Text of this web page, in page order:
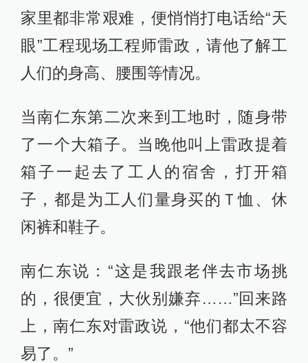
家里都非常艰难，便悄悄打电话给“天
眼”工程现场工程师雷政，请他了解工
人们的身高、腰围等情况。
当南仁东第二次来到工地时，随身带
了一个大箱子。当晚他叫上雷政提着
箱子一起去了工人的宿舍，打开箱
子，都是为工人们量身买的Ｔ恤、休
闲裤和鞋子。
南仁东说：“这是我跟老伴去市场挑
的，很便宜，大伙别嫌弃……”回来路
上，南仁东对雷政说，“他们都太不容
易了。”